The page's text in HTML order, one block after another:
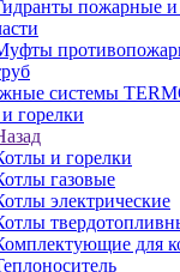
пожарные и
системы
горелки
и горелки
газовые
электрические
для